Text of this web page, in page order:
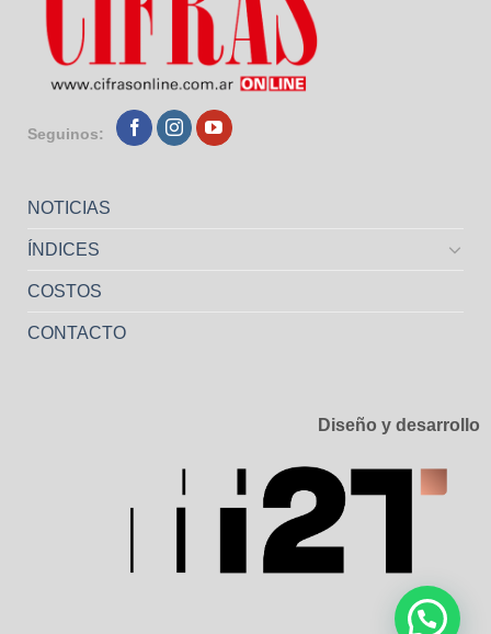
Seguinos:
NOTICIAS
ÍNDICES
COSTOS
CONTACTO
Diseño y desarrollo